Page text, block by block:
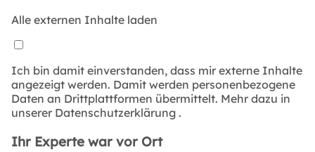
Alle externen Inhalte laden
Ich bin damit einverstanden, dass mir externe Inhalte
angezeigt werden. Damit werden personenbezogene
Daten an Drittplattformen übermittelt. Mehr dazu in
unserer Datenschutzerklärung .
Ihr Experte war vor Ort